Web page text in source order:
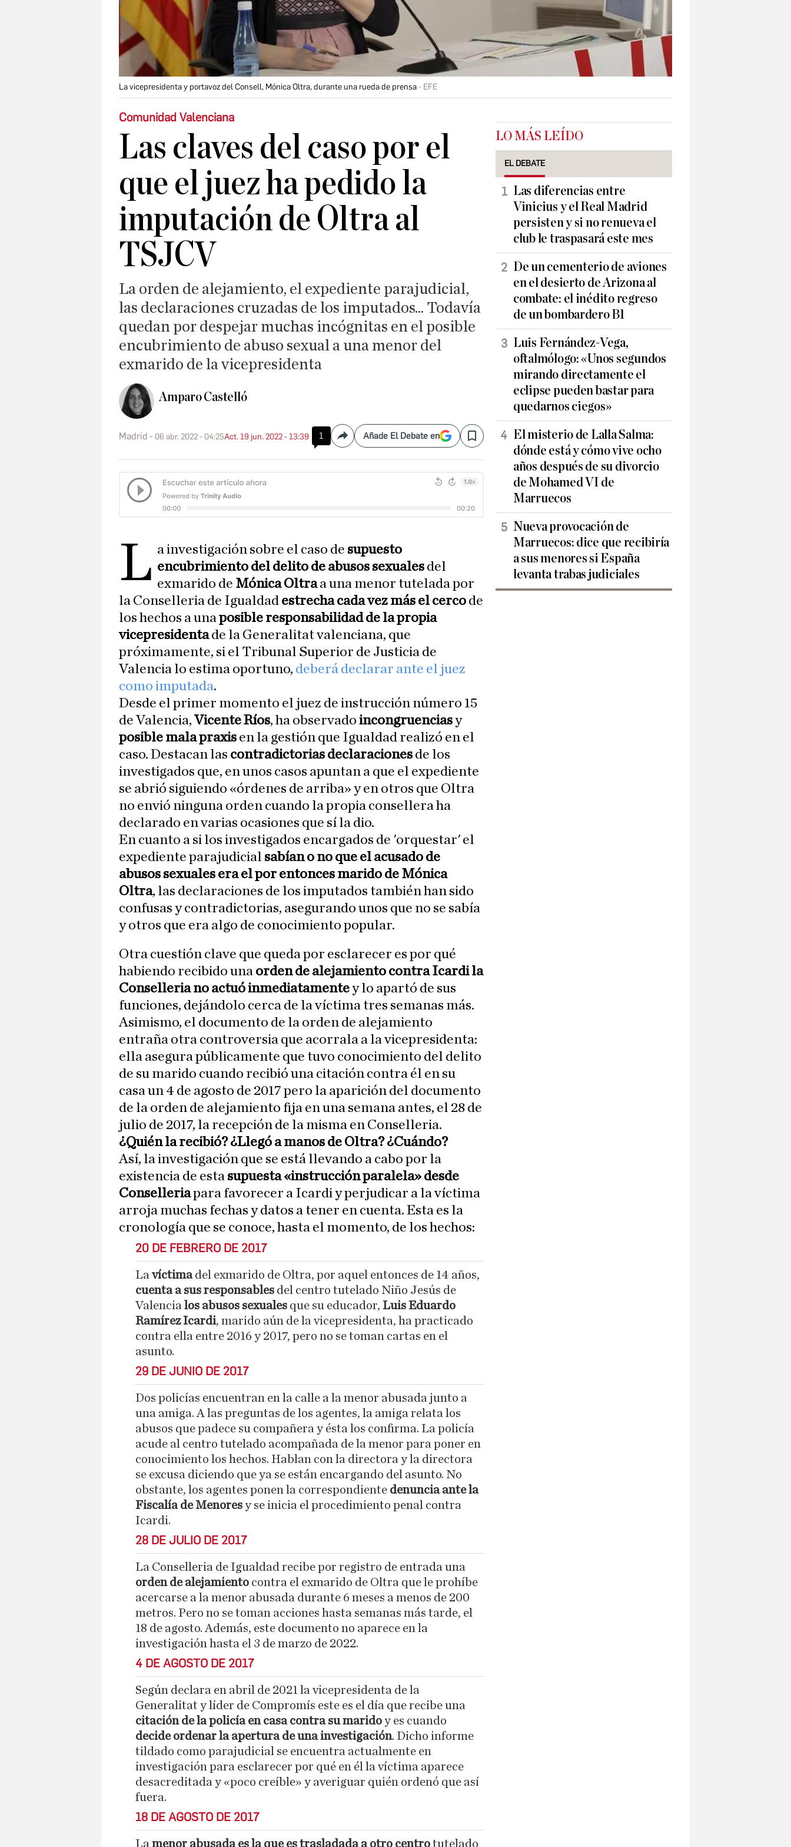
La vicepresidenta y portavoz del Consell, Mónica Oltra, durante una rueda de prensa EFE
Comunidad Valenciana
Las claves del caso por el
que el juez ha pedido la
imputación de Oltra al
TSJCV
La orden de alejamiento, el expediente parajudicial,
las declaraciones cruzadas de los imputados... Todavía
quedan por despejar muchas incógnitas en el posible
encubrimiento de abuso sexual a una menor del
exmarido de la vicepresidenta
Amparo Castelló
Madrid 06 abr. 2022 - 04:25Act. 19 jun. 2022 - 13:39 1 CompartirAñade El Debate en Save
L a investigación sobre el caso de supuesto
encubrimiento del delito de abusos sexuales del
exmarido de Mónica Oltraa una menor tutelada por
la Conselleria de Igualdad estrecha cada vez más el cerco de
los hechos a unaposible responsabilidad de la propia
vicepresidentade la Generalitat valenciana, que
próximamente, si el Tribunal Superior de Justicia de
Valencia lo estima oportuno, deberá declarar ante el juez
como imputada.
Desde el primer momento el juez de instrucción número 15
de Valencia,Vicente Ríos, ha observado incongruenciasy
posible mala praxis en la gestión que Igualdad realizó en el
caso. Destacan las contradictorias declaraciones de los
investigados que, en unos casos apuntan a que el expediente
se abrió siguiendo «órdenes de arriba» y en otros que Oltra
no envió ninguna orden cuando la propia consellera ha
declarado en varias ocasiones que sí la dio.
En cuanto a si los investigados encargados de 'orquestar' el
expediente parajudicial sabían o no que el acusado de
abusos sexuales era el por entonces marido de Mónica
Oltra, las declaraciones de los imputados también han sido
confusas y contradictorias, asegurando unos que no se sabía
y otros que era algo de conocimiento popular.
Otra cuestión clave que queda por esclarecer es por qué
habiendo recibido una orden de alejamiento contra Icardi la
Conselleria no actuó inmediatamentey lo apartó de sus
funciones, dejándolo cerca de la víctima tres semanas más.
Asimismo, el documento de la orden de alejamiento
entraña otra controversia que acorrala a la vicepresidenta:
ella asegura públicamente que tuvo conocimiento del delito
de su marido cuando recibió una citación contra él en su
casa un 4 de agosto de 2017 pero la aparición del documento
de la orden de alejamiento fija en una semana antes, el 28 de
julio de 2017, la recepción de la misma en Conselleria.
¿Quién la recibió? ¿Llegó a manos de Oltra? ¿Cuándo?
Así, la investigación que se está llevando a cabo por la
existencia de esta supuesta «instrucción paralela» desde
Conselleriapara favorecer a Icardi y perjudicar a la víctima
arroja muchas fechas y datos a tener en cuenta. Esta es la
cronología que se conoce, hasta el momento, de los hechos:
20 DE FEBRERO DE 2017
Lavíctimadel exmarido de Oltra, por aquel entonces de 14 años,
cuenta a sus responsables del centro tutelado Niño Jesús de
Valencialos abusos sexuales que su educador, Luis Eduardo
Ramírez Icardi, marido aún de la vicepresidenta, ha practicado
contra ella entre 2016 y 2017, pero no se toman cartas en el
asunto.
29 DE JUNIO DE 2017
Dos policías encuentran en la calle a la menor abusada junto a
una amiga. A las preguntas de los agentes, la amiga relata los
abusos que padece su compañera y ésta los confirma. La policía
acude al centro tutelado acompañada de la menor para poner en
conocimiento los hechos. Hablan con la directora y la directora
se excusa diciendo que ya se están encargando del asunto. No
obstante, los agentes ponen la correspondiente denuncia ante la
Fiscalía de Menoresy se inicia el procedimiento penal contra
Icardi.
28 DE JULIO DE 2017
La Conselleria de Igualdad recibe por registro de entrada una
orden de alejamiento contra el exmarido de Oltra que le prohíbe
acercarse a la menor abusada durante 6 meses a menos de 200
metros. Pero no se toman acciones hasta semanas más tarde, el
18 de agosto. Además, este documento no aparece en la
investigación hasta el 3 de marzo de 2022.
4 DE AGOSTO DE 2017
Según declara en abril de 2021 la vicepresidenta de la
Generalitat y líder de Compromís este es el día que recibe una
citación de la policía en casa contra su maridoy es cuando
decide ordenar la apertura de una investigación. Dicho informe
tildado como parajudicial se encuentra actualmente en
investigación para esclarecer por qué en él la víctima aparece
desacreditada y «poco creíble» y averiguar quién ordenó que así
fuera.
18 DE AGOSTO DE 2017
La menor abusada es la que es trasladada a otro centrotutelado
LO MÁS LEÍDO
EL DEBATE
Las diferencias entre
Vinicius y el Real Madrid
persisten y si no renueva el
club le traspasará este mes
De un cementerio de aviones
en el desierto de Arizona al
combate: el inédito regreso
de un bombardero B1
Luis Fernández-Vega,
oftalmólogo: «Unos segundos
mirando directamente el
eclipse pueden bastar para
quedarnos ciegos»
El misterio de Lalla Salma:
dónde está y cómo vive ocho
años después de su divorcio
de Mohamed VI de
Marruecos
Nueva provocación de
Marruecos: dice que recibiría
a sus menores si España
levanta trabas judiciales